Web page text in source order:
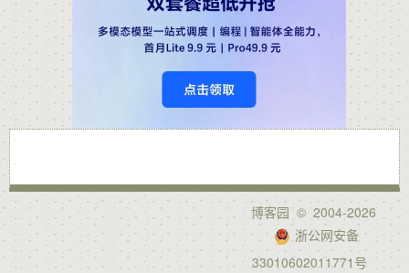
博客园© 2004-2026
浙公网安备
33010602011771号